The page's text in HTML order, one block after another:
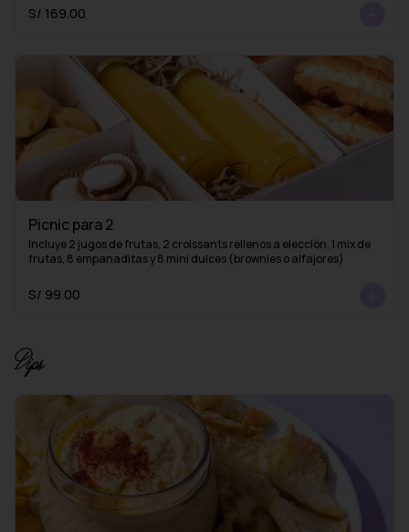
S/ 169.00
Picnic para 2
Incluye 2 jugos de frutas, 2 croissants rellenos a elección, 1 mix de
frutas, 8 empanaditas y 8 mini dulces (brownies o alfajores)
S/ 99.00
Dips